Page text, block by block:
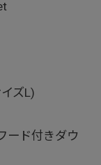
ズL)
ード付きダウ